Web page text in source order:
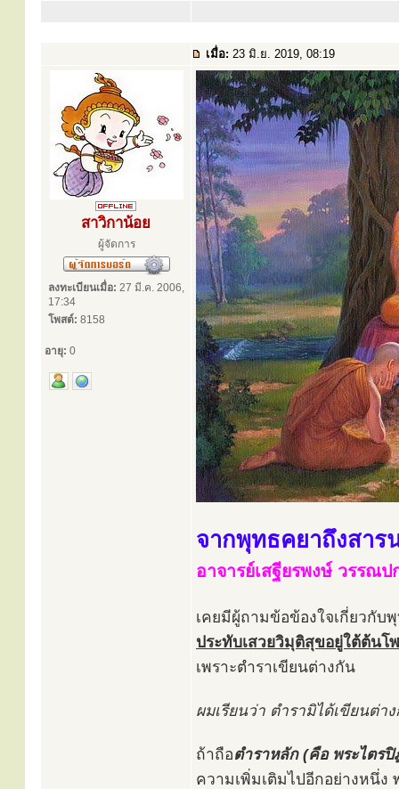
เมื่อ: 23 มิ.ย. 2019, 08:19
สาวิกาน้อย
ผู้จัดการ
ลงทะเบียนเมื่อ: 27 มี.ค. 2006,
17:34
โพสต์: 8158
อายุ: 0
จากพุทธคยาถึงสาร
อาจารย์เสฐียรพงษ์ วรรณป
เคยมีผู้ถามข้อข้องใจเกี่ยวกั
ประทับเสวยวิมุติสุขอยู่ใต้ต้น
เพราะตำราเขียนต่างกัน
ผมเรียนว่า ตำรามิได้เขียนต่า
ถ้าถือตำราหลัก (คือ พระไตร
ความเพิ่มเติมไปอีกอย่างหนึ่ง